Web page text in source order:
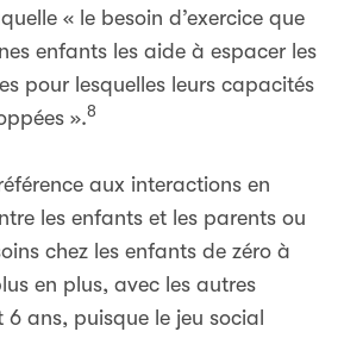
« le besoin d’exercice que
enfants les aide à espacer les
pour lesquelles leurs capacités
».8
aux interactions en
les enfants et les parents ou
chez les enfants de zéro à
en plus, avec les autres
ans, puisque le jeu social